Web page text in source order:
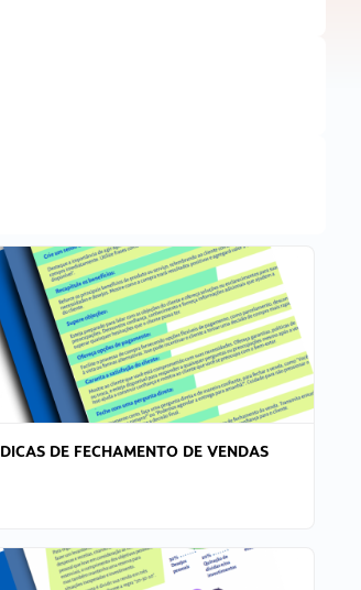
DICAS DE FECHAMENTO DE VENDAS